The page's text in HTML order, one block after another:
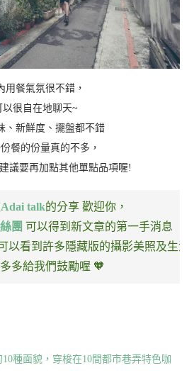
用餐氣氛很不錯，
以很自在地聊天~
、新鮮度、擺盤都不錯
餐的份量真的不多，
議要再加點其他單點品項喔!
Adai talk的分享 歡迎你，
團 可以得到新文章的第一手消息
以看到許多隱藏版的攝影美照及生活
多給我們鼓勵喔 🧡
種面貌，穿梭在10間都市巷弄特色咖